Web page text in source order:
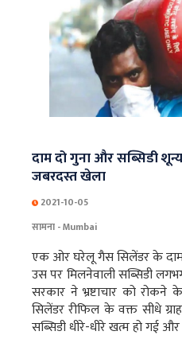
दाम दो गुना और सब्सिडी
जबरदस्त खेला
2021-10-05
सामना - Mumbai
एक ओर घरेलू गैस सिलेंडर के
उस पर मिलनेवाली सब्सिडी
सरकार ने भ्रष्टाचार को
सिलेंडर रीफिल के वक्त सीधे
सब्सिडी धीरे-धीरे खत्म हो गई